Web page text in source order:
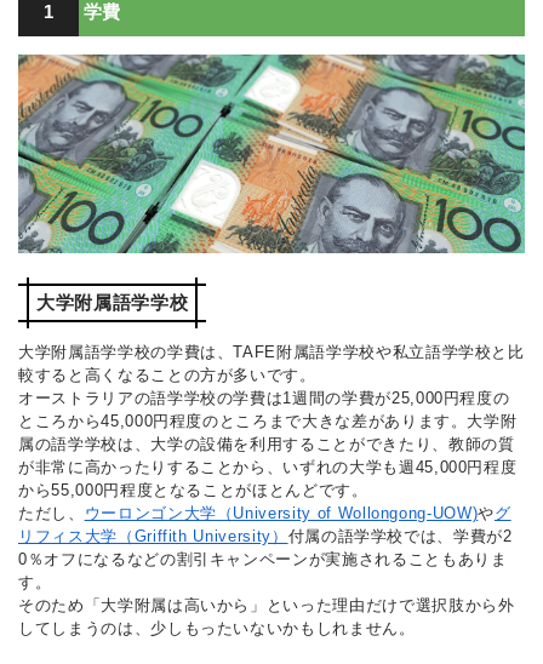
1 学費
大学附属語学学校
大学附属語学学校の学費は、TAFE附属語学学校や私立語学学校と比
較すると高くなることの方が多いです。
オーストラリアの語学学校の学費は1週間の学費が25,000円程度の
ところから45,000円程度のところまで大きな差があります。大学附
属の語学学校は、大学の設備を利用することができたり、教師の質
が非常に高かったりすることから、いずれの大学も週45,000円程度
から55,000円程度となることがほとんどです。
ただし、 ウーロンゴン大学（University of Wollongong‐UOW)やグ
リフィス大学（Griffith University） 付属の語学学校では、学費が2
0％オフになるなどの割引キャンペーンが実施されることもありま
す。
そのため「大学附属は高いから」といった理由だけで選択肢から外
してしまうのは、少しもったいないかもしれません。